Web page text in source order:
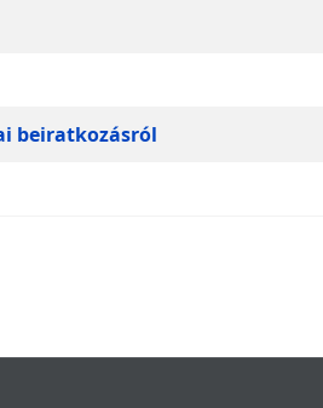
beiratkozásról